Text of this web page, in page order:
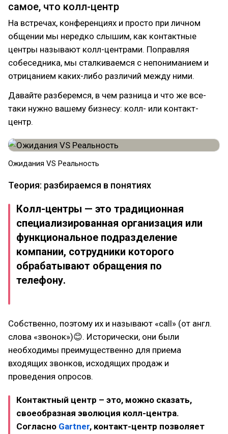
самое, что колл-центр
На встречах, конференциях и просто при личном
общении мы нередко слышим, как контактные
центры называют колл-центрами. Поправляя
собеседника, мы сталкиваемся с непониманием и
отрицанием каких-либо различий между ними.
Давайте разберемся, в чем разница и что же все-
таки нужно вашему бизнесу: колл- или контакт-
центр.
​Ожидания VS Реальность
Теория: разбираемся в понятиях
Колл-центры — это традиционная
специализированная организация или
функциональное подразделение
компании, сотрудники которого
обрабатывают обращения по
телефону.
Собственно, поэтому их и называют «call» (от англ.
слова «звонок»)😊. Исторически, они были
необходимы преимущественно для приема
входящих звонков, исходящих продаж и
проведения опросов.
Контактный центр – это, можно сказать,
своеобразная эволюция колл-центра.
Согласно Gartner, контакт-центр позволяет